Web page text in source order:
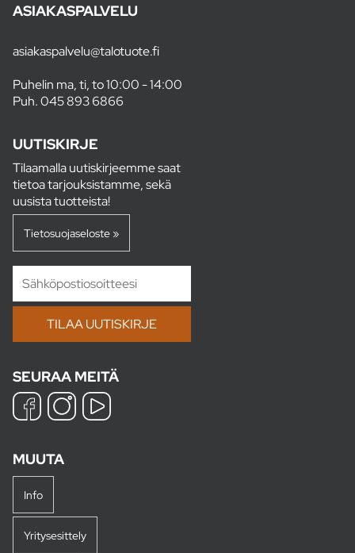
ASIAKASPALVELU
asiakaspalvelu@talotuote.fi
Puhelin ma, ti, to 10:00 - 14:00
Puh.045 893 6866
UUTISKIRJE
Tilaamalla uutiskirjeemme saat
tietoa tarjouksistamme, sekä
uusista tuotteista!
Tietosuojaseloste »
SEURAA MEITÄ
MUUTA
Info
Yritysesittely